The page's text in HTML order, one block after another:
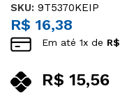
SKU:9T5370KEIP
R$ 16,38
Em até1x de R$
R$ 15,56